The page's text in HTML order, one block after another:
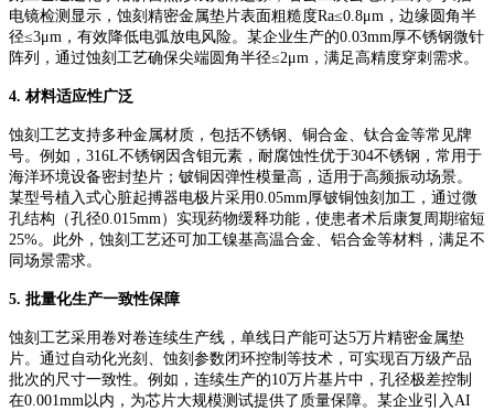
电镜检测显示，蚀刻精密金属垫片表面粗糙度Ra≤0.8μm，边缘圆角半
径≤3μm，有效降低电弧放电风险。某企业生产的0.03mm厚不锈钢微针
阵列，通过蚀刻工艺确保尖端圆角半径≤2μm，满足高精度穿刺需求。
4. 材料适应性广泛
蚀刻工艺支持多种金属材质，包括不锈钢、铜合金、钛合金等常见牌
号。例如， 316L不锈钢因含钼元素，耐腐蚀性优于304不锈钢，常用于
海洋环境设备密封垫片；铍铜因弹性模量高，适用于高频振动场景。
某型号植入式心脏起搏器电极片采用0.05mm厚铍铜蚀刻加工，通过微
孔结构（孔径0.015mm）实现药物缓释功能，使患者术后康复周期缩短
25%。此外，蚀刻工艺还可加工镍基高温合金、铝合金等材料，满足不
同场景需求。
5. 批量化生产一致性保障
蚀刻工艺采用卷对卷连续生产线，单线日产能可达5万片精密金属垫
片。通过自动化光刻、蚀刻参数闭环控制等技术，可实现百万级产品
批次的尺寸一致性。例如，连续生产的10万片基片中，孔径极差控制
在0.001mm以内，为芯片大规模测试提供了质量保障。某企业引入AI